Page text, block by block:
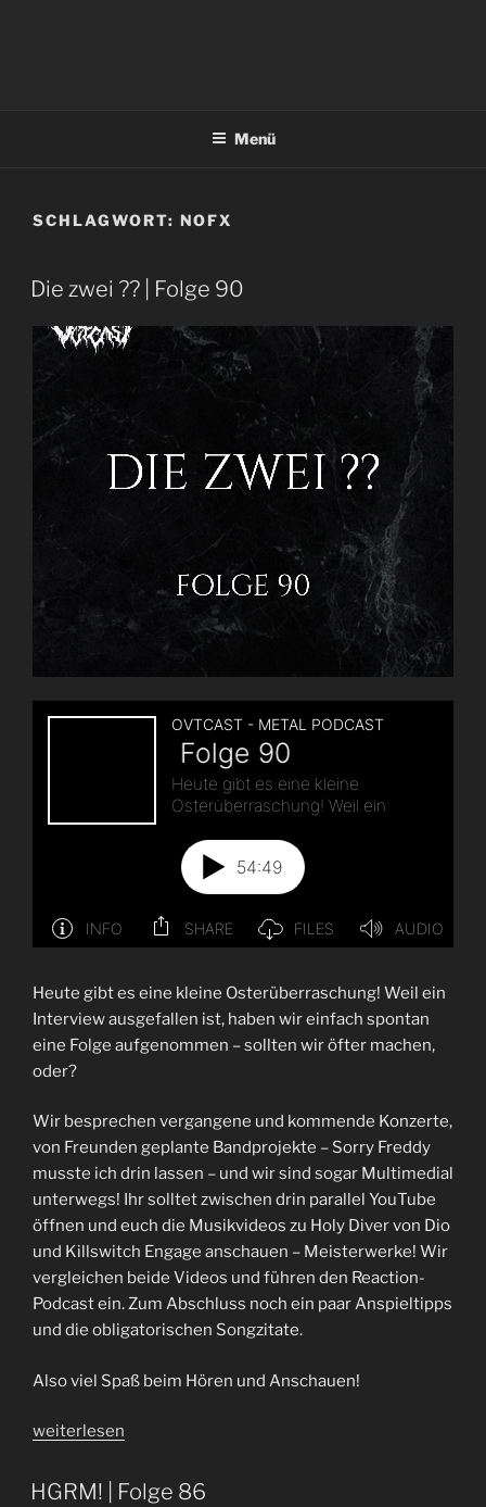
Menü
SCHLAGWORT: NOFX
Die zwei ?? | Folge 90
Heute gibt es eine kleine Osterüberraschung! Weil ein
Interview ausgefallen ist, haben wir einfach spontan
eine Folge aufgenommen – sollten wir öfter machen,
oder?
Wir besprechen vergangene und kommende Konzerte,
von Freunden geplante Bandprojekte – Sorry Freddy
musste ich drin lassen – und wir sind sogar Multimedial
unterwegs! Ihr solltet zwischen drin parallel YouTube
öffnen und euch die Musikvideos zu Holy Diver von Dio
und Killswitch Engage anschauen – Meisterwerke! Wir
vergleichen beide Videos und führen den Reaction-
Podcast ein. Zum Abschluss noch ein paar Anspieltipps
und die obligatorischen Songzitate.
Also viel Spaß beim Hören und Anschauen!
„Die
??
weiterlesen
HGRM! | Folge 86